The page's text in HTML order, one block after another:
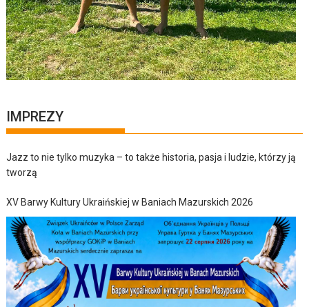
IMPREZY
Jazz to nie tylko muzyka – to także historia, pasja i ludzie, którzy ją
tworzą
XV Barwy Kultury Ukraińskiej w Baniach Mazurskich 2026